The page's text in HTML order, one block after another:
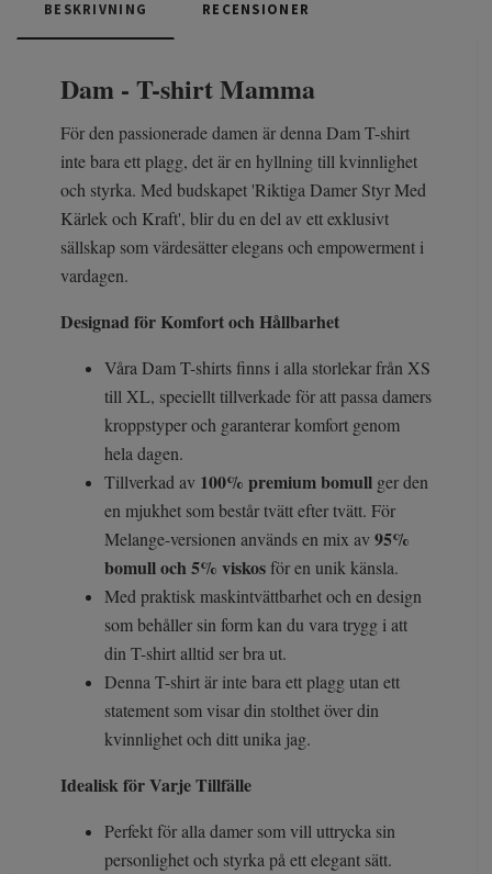
BESKRIVNING RECENSIONER
Dam - T-shirt Mamma
För den passionerade damen är denna Dam T-shirt
inte bara ett plagg, det är en hyllning till kvinnlighet
och styrka. Med budskapet 'Riktiga Damer Styr Med
Kärlek och Kraft', blir du en del av ett exklusivt
sällskap som värdesätter elegans och empowerment i
vardagen.
Designad för Komfort och Hållbarhet
Våra Dam T-shirts finns i alla storlekar från XS
till XL, speciellt tillverkade för att passa damers
kroppstyper och garanterar komfort genom
hela dagen.
Tillverkad av 100% premium bomull ger den
en mjukhet som består tvätt efter tvätt. För
Melange-versionen används en mix av95%
bomull och 5% viskosför en unik känsla.
Med praktisk maskintvättbarhet och en design
som behåller sin form kan du vara trygg i att
din T-shirt alltid ser bra ut.
Denna T-shirt är inte bara ett plagg utan ett
statement som visar din stolthet över din
kvinnlighet och ditt unika jag.
Idealisk för Varje Tillfälle
Perfekt för alla damer som vill uttrycka sin
personlighet och styrka på ett elegant sätt.